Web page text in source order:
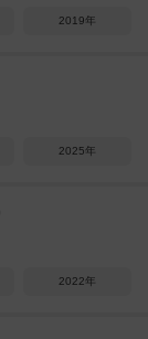
2019年
2025年
2022年